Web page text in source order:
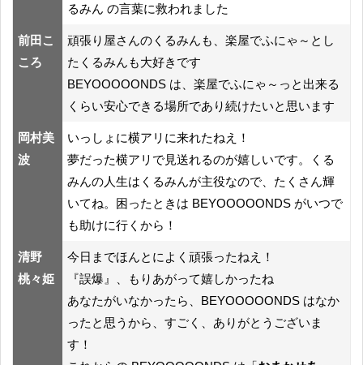
るみん の言葉に救われました
前田こ
ころ
頑張り屋さんのくるみんも、楽屋でふにゃ～とし
たくるみんも大好きです
BEYOOOOONDS は、楽屋でふにゃ～っと出来る
くらい安心できる場所であり続けたいと思います
岡村美
波
いっしょに横アリに来れたねえ！
夢だった横アリで見送れるのが嬉しいです。くる
みんの人生はくるみんが主役なので、たくさん輝
いてね。困ったときは BEYOOOOONDS がいつで
も助けに行くから！
清野
桃々姫
今日までほんとによく頑張ったねえ！
『誤爆』、もりあがって嬉しかったね
あなたがいなかったら、BEYOOOOONDS はなか
ったと思うから、すごく、ありがとうございま
す！